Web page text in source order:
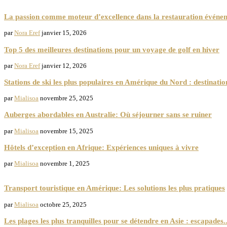
La passion comme moteur d’excellence dans la restauration
parNora Eref janvier 15, 2026
Top 5 des meilleures destinations pour un voyage de golf en hiver
parNora Eref janvier 12, 2026
Stations de ski les plus populaires en Amérique du Nord :
parMialisoa novembre 25, 2025
Auberges abordables en Australie: Où séjourner sans se ruiner
parMialisoa novembre 15, 2025
Hôtels d’exception en Afrique: Expériences uniques à vivre
parMialisoa novembre 1, 2025
Transport touristique en Amérique: Les solutions les plus pratiques
parMialisoa octobre 25, 2025
Les plages les plus tranquilles pour se détendre en Asie :